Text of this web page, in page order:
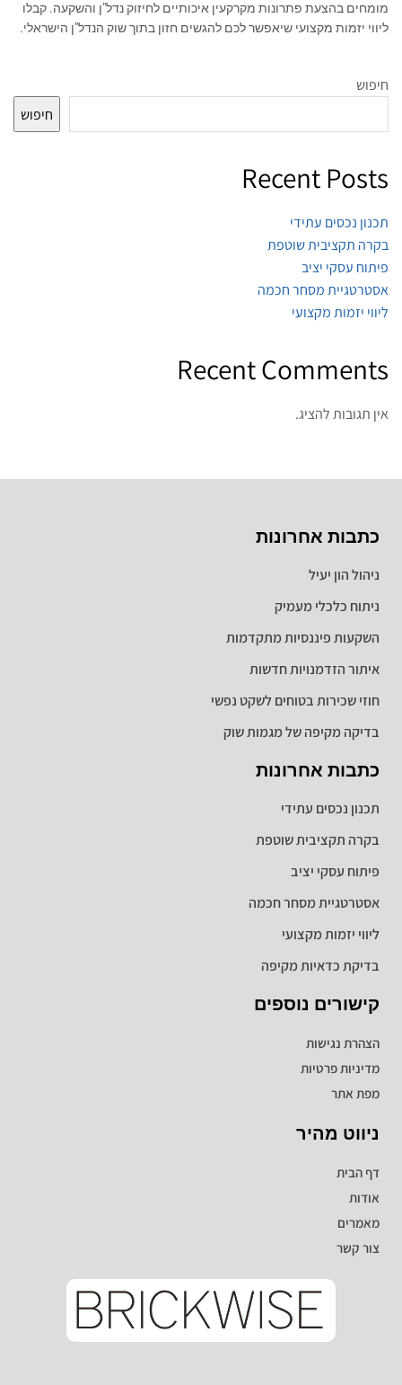
מומחים בהצעת פתרונות מקרקעין איכותיים לחיזוק נדל"ן והשקעה. קבלו
ליווי יזמות מקצועי שיאפשר לכם להגשים חזון בתוך שוק הנדל"ן הישראלי.
חיפוש
חיפוש
Recent Posts
תכנון נכסים עתידי
בקרה תקציבית שוטפת
פיתוח עסקי יציב
אסטרטגיית מסחר חכמה
ליווי יזמות מקצועי
Recent Comments
אין תגובות להציג.
ניווט מהיר
דף הבית
אודות
מאמרים
צור קשר
קישורים נוספים
הצהרת נגישות
מדיניות פרטיות
מפת אתר
כתבות אחרונות
תכנון נכסים עתידי
בקרה תקציבית שוטפת
פיתוח עסקי יציב
אסטרטגיית מסחר חכמה
ליווי יזמות מקצועי
בדיקת כדאיות מקיפה
כתבות אחרונות
ניהול הון יעיל
ניתוח כלכלי מעמיק
השקעות פיננסיות מתקדמות
איתור הזדמנויות חדשות
חוזי שכירות בטוחים לשקט נפשי
בדיקה מקיפה של מגמות שוק